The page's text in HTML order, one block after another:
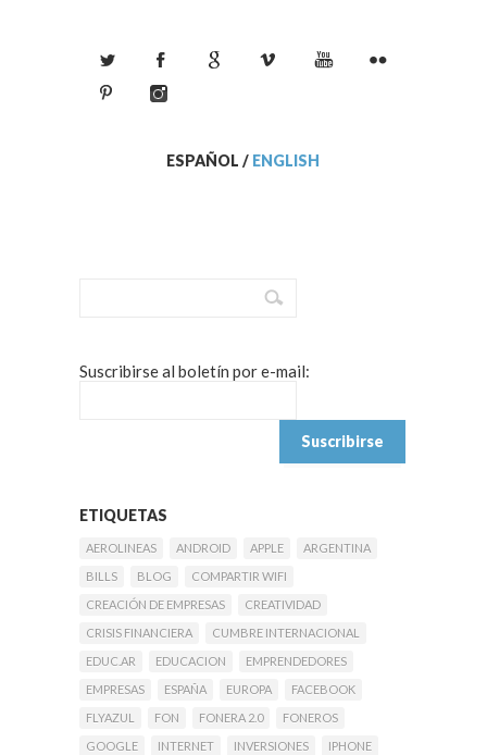
ESPAÑOL / ENGLISH
Suscribirse al boletín por e-mail:
ETIQUETAS
AEROLINEAS ANDROID APPLE
ARGENTINA
BILLS
BLOG
COMPARTIR WIFI
CREACIÓN DE EMPRESAS
CREATIVIDAD
CRISIS FINANCIERA
CUMBRE INTERNACIONAL
EDUC.AR
EDUCACION
EMPRENDEDORES
EMPRESAS
ESPAÑA EUROPA
FACEBOOK
FLYAZUL
FON FONERA 2.0
FONEROS
GOOGLE
INTERNET INVERSIONES
IPHONE